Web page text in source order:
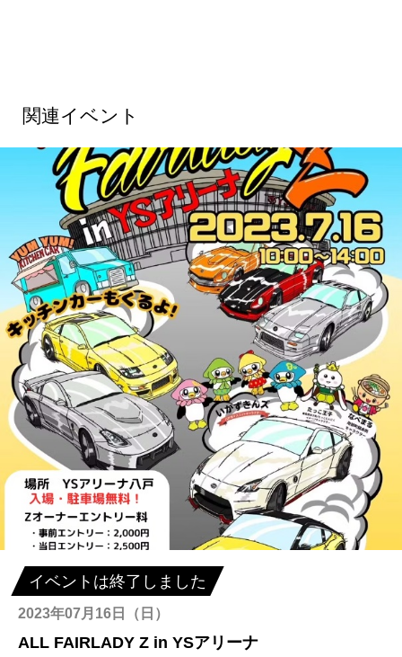
関連イベント
イベントは終了しました
2023年07月16日（日）
ALL FAIRLADY Z in YSアリーナ